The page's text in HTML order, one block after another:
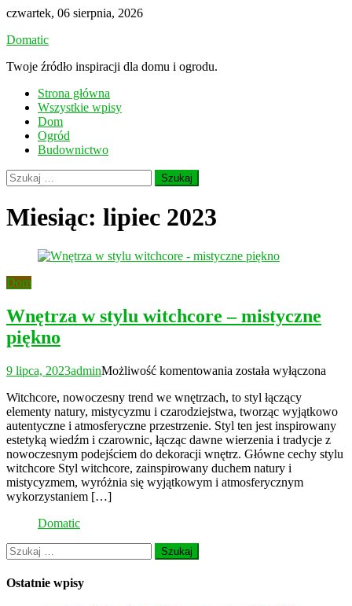
Skip
content
czwartek, 06 sierpnia, 2026
Domatic
Twoje źródło inspiracji dla domu i ogrodu.
Strona główna
Wszystkie wpisy
Dom
Ogród
Budownictwo
Szukaj:
Miesiąc: lipiec 2023
Dom
Wnętrza w stylu witchcore – mistyczne
piękno
9 lipca, 2023adminMożliwość komentowania Wnętrza
stylu
witchcore
–
mistyczne
piękno
została wyłączona
Witchcore, nowoczesny trend we wnętrzach, to styl łączący
elementy natury, mistycyzmu i czarodziejstwa, tworząc wyjątkowo
autentyczne i atmosferyczne przestrzenie. Styl ten jest inspirowany
estetyką wiedźm i czarownic, łącząc dawne wierzenia i tradycje z
nowoczesnym podejściem do dekoracji wnętrz. Główne cechy stylu
witchcore Styl witchcore, zainspirowany duchem natury i
mistycyzmem, wyróżnia się wyjątkowym i atmosferycznym
wykorzystaniem […]
Domatic
Szukaj:
Ostatnie wpisy